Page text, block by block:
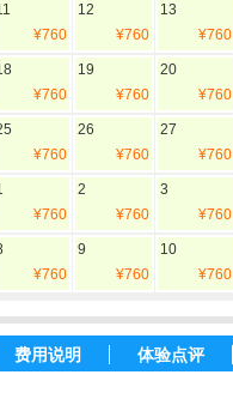
¥760
12
¥760
13
¥760
¥760
19
¥760
20
¥760
¥760
26
¥760
27
¥760
¥760
2
¥760
3
¥760
¥760
9
¥760
10
¥760
费用说明 体验点评